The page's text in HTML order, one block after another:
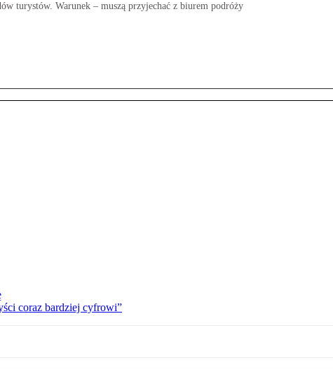
turystów. Warunek – muszą przyjechać z biurem podróży
coraz bardziej cyfrowi”